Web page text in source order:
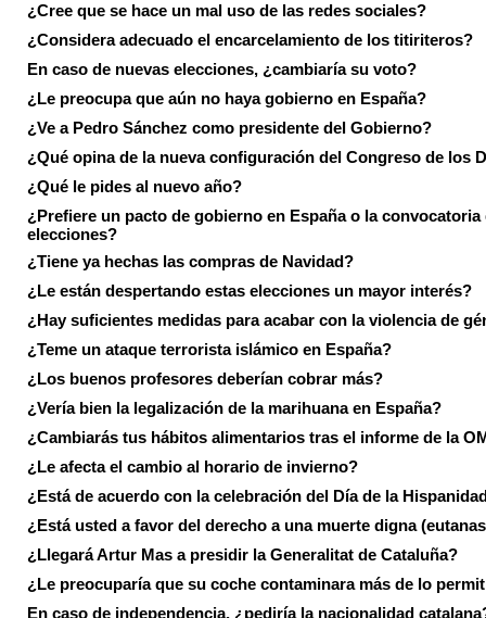
¿Cree que se hace un mal uso de las redes sociales?
¿Considera adecuado el encarcelamiento de los titiriteros?
En caso de nuevas elecciones, ¿cambiaría su voto?
¿Le preocupa que aún no haya gobierno en España?
¿Ve a Pedro Sánchez como presidente del Gobierno?
¿Qué opina de la nueva configuración del Congreso de los
¿Qué le pides al nuevo año?
¿Prefiere un pacto de gobierno en España o la convocatoria
elecciones?
¿Tiene ya hechas las compras de Navidad?
¿Le están despertando estas elecciones un mayor interés?
¿Hay suficientes medidas para acabar con la violencia de
¿Teme un ataque terrorista islámico en España?
¿Los buenos profesores deberían cobrar más?
¿Vería bien la legalización de la marihuana en España?
¿Cambiarás tus hábitos alimentarios tras el informe de la
¿Le afecta el cambio al horario de invierno?
¿Está de acuerdo con la celebración del Día de la
¿Está usted a favor del derecho a una muerte digna
¿Llegará Artur Mas a presidir la Generalitat de Cataluña?
¿Le preocuparía que su coche contaminara más de lo
En caso de independencia, ¿pediría la nacionalidad